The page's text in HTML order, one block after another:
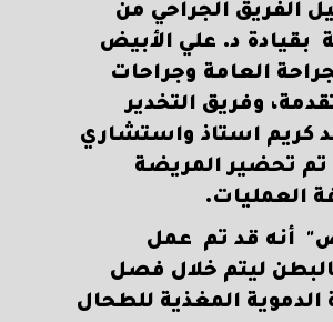
الفريق الجراحي من
بقيادة د. علي الأبيض
العامة وجراحات
وفريق التخدير
كريم استاذ واستشاري
تم تحضير المريضة
العمليات.
أنه قد تم عمل
ليتم خلال فصل
الدموية المغذية للطحال